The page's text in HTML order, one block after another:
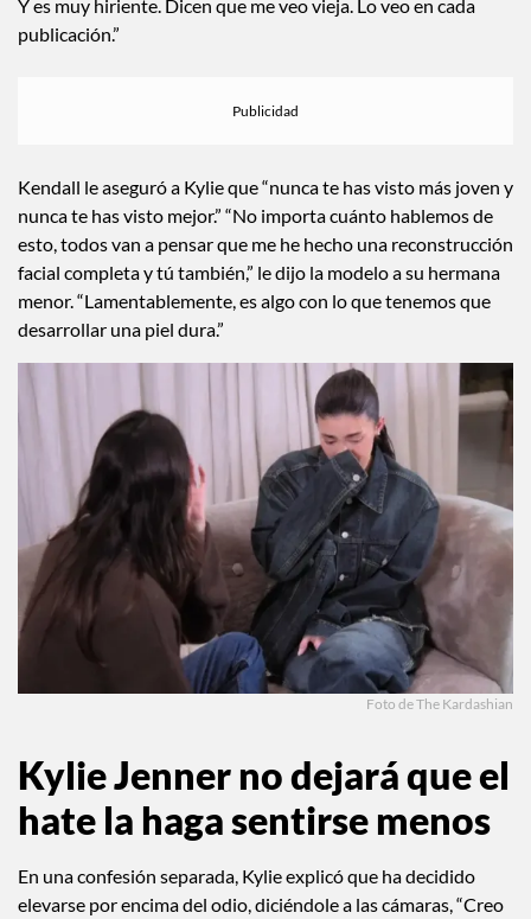
Y es muy hiriente. Dicen que me veo vieja. Lo veo en cada
publicación.”
Kendall le aseguró a Kylie que “nunca te has visto más joven y
nunca te has visto mejor.” “No importa cuánto hablemos de
esto, todos van a pensar que me he hecho una reconstrucción
facial completa y tú también,” le dijo la modelo a su hermana
menor. “Lamentablemente, es algo con lo que tenemos que
desarrollar una piel dura.”
Foto de The Kardashian
Kylie Jenner no dejará que el
hate la haga sentirse menos
En una confesión separada, Kylie explicó que ha decidido
elevarse por encima del odio, diciéndole a las cámaras, “Creo